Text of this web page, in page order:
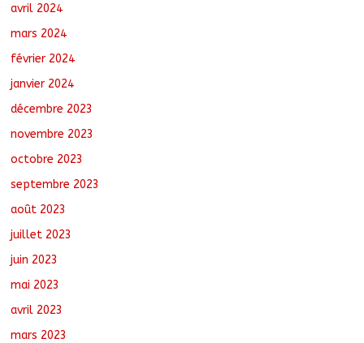
avril 2024
mars 2024
février 2024
janvier 2024
décembre 2023
novembre 2023
octobre 2023
septembre 2023
août 2023
juillet 2023
juin 2023
mai 2023
avril 2023
mars 2023